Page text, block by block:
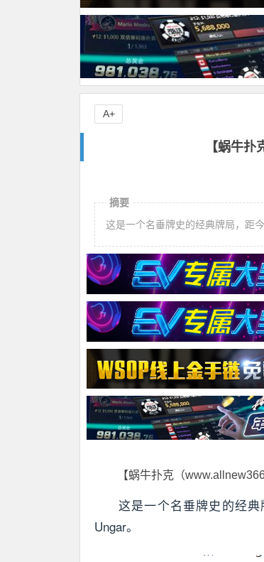
【蜗牛
摘要
这是一个名垂牌史的经典牌局，距
【蜗牛扑克（
这是一个名垂牌史的经
Ungar。
A+